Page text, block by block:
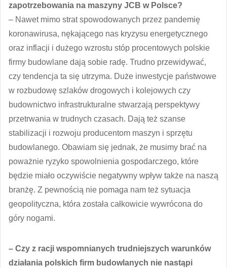
zapotrzebowania na maszyny JCB w Polsce?
– Nawet mimo strat spowodowanych przez pandemię
koronawirusa, nękającego nas kryzysu energetycznego
oraz inflacji i dużego wzrostu stóp procentowych polskie
firmy budowlane dają sobie radę. Trudno przewidywać,
czy tendencja ta się utrzyma. Duże inwestycje państwowe
w rozbudowę szlaków drogowych i kolejowych czy
budownictwo infrastrukturalne stwarzają perspektywy
przetrwania w trudnych czasach. Dają też szanse
stabilizacji i rozwoju producentom maszyn i sprzętu
budowlanego. Obawiam się jednak, że musimy brać na
poważnie ryzyko spowolnienia gospodarczego, które
będzie miało oczywiście negatywny wpływ także na naszą
branżę. Z pewnością nie pomaga nam też sytuacja
geopolityczna, która została całkowicie wywrócona do
góry nogami.
– Czy z racji wspomnianych trudniejszych warunków
działania polskich firm budowlanych nie nastąpi